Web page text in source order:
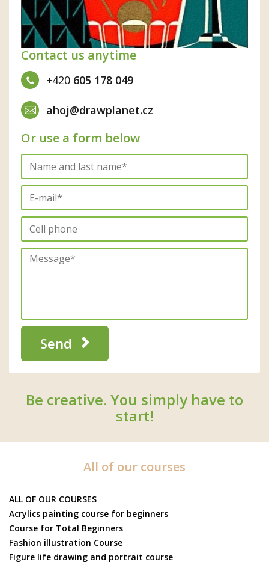
Contact us anytime
+420 605 178 049
ahoj@drawplanet.cz
Or use a form below
Send
Be creative. You simply have to
start!
All of our courses
ALL OF OUR COURSES
Acrylics painting course for beginners
Course for Total Beginners
Fashion illustration Course
Figure life drawing and portrait course